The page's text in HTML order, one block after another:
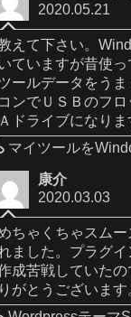
2020.05.21
えて下さい。
ていますが昔使
ールデータをう
コンでＵＳＢのフ
Ａドライブになり
マイツールを
康介
2020.03.03
ちゃくちゃスム
ました。プラグ
成苦戦していた
りがとうございます